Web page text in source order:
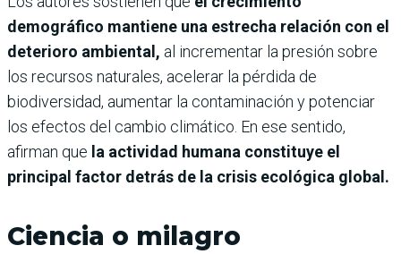
demográfico mantiene una estrecha relación con el
deterioro ambiental, al incrementar la presión sobre
los recursos naturales, acelerar la pérdida de
biodiversidad, aumentar la contaminación y potenciar
los efectos del cambio climático. En ese sentido,
afirman que la actividad humana constituye el
principal factor detrás de la crisis ecológica global.
Ciencia o milagro